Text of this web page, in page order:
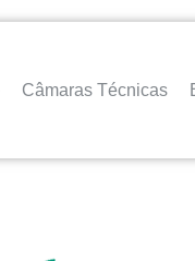
Câmaras Técnicas